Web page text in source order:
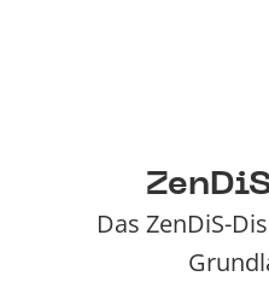
Das ZenDiS-